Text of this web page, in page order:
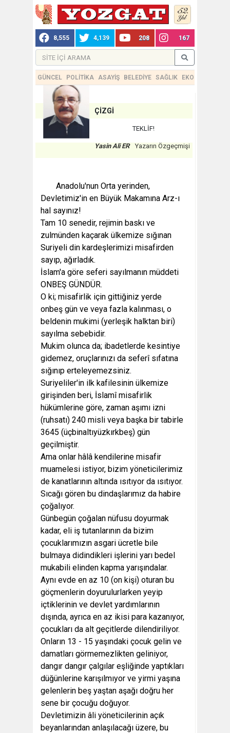
8,555 4,139 208 167
GÜNCEL POLİTİKA ASAYİŞ BELEDİYE SAĞLIK EKONOMİ
ÇİZGİ
TEKLİF!
Yasin Ali ER Yazarın Özgeçmişi
Anadolu'nun Orta yerinden,
Devletimiz'in en Büyük Makamına Arz-ı
hal sayınız!
Tam 10 senedir, rejimin baskı ve
zulmünden kaçarak ülkemize sığınan
Suriyeli din kardeşlerimizi misafirden
sayıp, ağırladık.
İslam'a göre seferi sayılmanın müddeti
ONBEŞ GÜNDÜR.
O ki; misafirlik için gittiğiniz yerde
onbeş gün ve veya fazla kalınması, o
beldenin mukimi (yerleşik halktan biri)
sayılma sebebidir.
Mukim olunca da; ibadetlerde kesintiye
gidemez, oruçlarınızı da seferî sıfatına
sığınıp erteleyemezsiniz.
Suriyeliler'in ilk kafilesinin ülkemize
girişinden beri, İslamî misafirlik
hükümlerine göre, zaman aşımı izni
(ruhsatı) 240 misli veya başka bir tabirle
3645 (üçbinaltıyüzkırkbeş) gün
geçilmiştir.
Ama onlar hâlâ kendilerine misafir
muamelesi istiyor, bizim yöneticilerimiz
de kanatlarının altında ısıtıyor da ısıtıyor.
Sıcağı gören bu dindaşlarımız da habire
çoğalıyor.
Günbegün çoğalan nüfusu doyurmak
kadar, eli iş tutanlarının da bizim
çocuklarımızın asgari ücretle bile
bulmaya didindikleri işlerini yarı bedel
mukabili elinden kapma yarışındalar.
Aynı evde en az 10 (on kişi) oturan bu
göçmenlerin doyurulurlarken yeyip
içtiklerinin ve devlet yardımlarının
dışında, ayrıca en az ikisi para kazanıyor,
çocukları da alt geçitlerde dilendiriliyor.
Onların 13 - 15 yaşındaki çocuk gelin ve
damatları görmemezlikten geliniyor,
dangır dangır çalgılar eşliğinde yaptıkları
düğünlerine karışılmıyor ve yirmi yaşına
gelenlerin beş yaştan aşağı doğru her
sene bir çocuğu doğuyor.
Devletimizin âli yöneticilerinin açık
beyanlarından anlaşılacağı üzere, bu